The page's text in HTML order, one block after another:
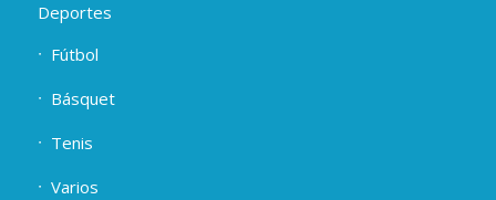
Deportes
Fútbol
Básquet
Tenis
Varios